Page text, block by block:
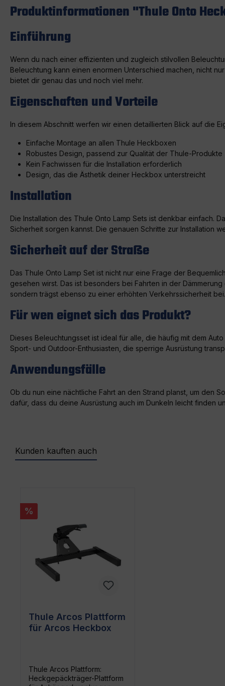
Produktinformationen "Thule Onto
Einführung
Wenn du nach einer effizienten und zugleich stilvollen
Beleuchtung kann einen enormen Unterschied machen, nicht
bietet dir genau das und noch viel mehr.
Eigenschaften und Vorteile
In diesem Abschnitt werfen wir einen detaillierten Blick auf die
Einfache Montage an allen Thule Heckboxen
Robustes Design, passend zur Qualität der Thule-Produkte
Kein Fachwissen für die Installation erforderlich
Design, das die Ästhetik deiner Heckbox unterstreicht
Installation
Die Installation des Thule Onto Lamp Sets ist denkbar einfach.
Sicherheit sorgen kannst. Die genauen Schritte zur Installation
Sicherheit auf der Straße
Das Thule Onto Lamp Set ist nicht nur eine Frage der
gesehen wirst. Das ist besonders bei Fahrten in der
sondern trägst ebenso zu einer erhöhten Verkehrssicherheit bei.
Für wen eignet sich das Produkt?
Dieses Beleuchtungsset ist ideal für alle, die häufig mit dem
Sport- und Outdoor-Enthusiasten, die sperrige Ausrüstung
Anwendungsfälle
Ob du nun eine nächtliche Fahrt an den Strand planst, um den
dafür, dass du deine Ausrüstung auch im Dunkeln leicht finden
Kunden kauften auch
%
Thule Arcos Plattform
für Arcos Heckbox
Thule Arcos Plattform:
Heckgepäckträger-Plattform